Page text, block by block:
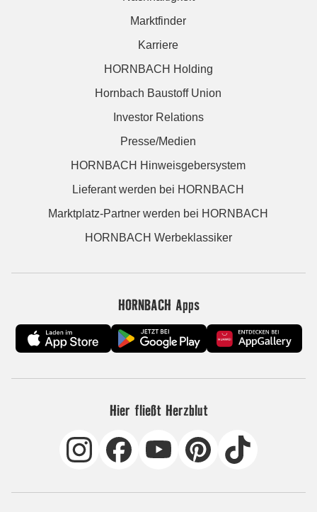
Marktfinder
Karriere
HORNBACH Holding
Hornbach Baustoff Union
Investor Relations
Presse/Medien
HORNBACH Hinweisgebersystem
Lieferant werden bei HORNBACH
Marktplatz-Partner werden bei HORNBACH
HORNBACH Werbeklassiker
HORNBACH Apps
Hier fließt Herzblut